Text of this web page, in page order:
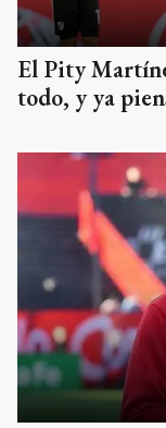
El Pity
todo, y ya